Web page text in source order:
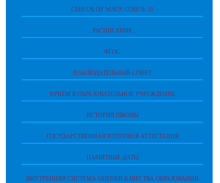
СМИ ОБ ОУ МАОУ СОШ № 10
РАСПИСАНИЕ
ФГОС
НАБЛЮДАТЕЛЬНЫЙ СОВЕТ
ПРИЁМ В ОБРАЗОВАТЕЛЬНОЕ УЧРЕЖДЕНИЕ
ИСТОРИЯ ШКОЛЫ
ГОСУДАРСТВЕННАЯ ИТОГОВАЯ АТТЕСТАЦИЯ
ПАМЯТНЫЕ ДАТЫ
ВНУТРЕННЯЯ СИСТЕМА ОЦЕНКИ КАЧЕСТВА ОБРАЗОВАНИЯ